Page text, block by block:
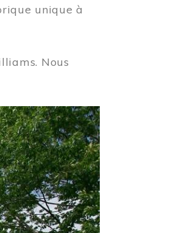
unique à
Nous